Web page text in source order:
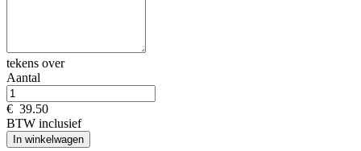
tekens over
Aantal
€ 39.50
BTW inclusief
In winkelwagen